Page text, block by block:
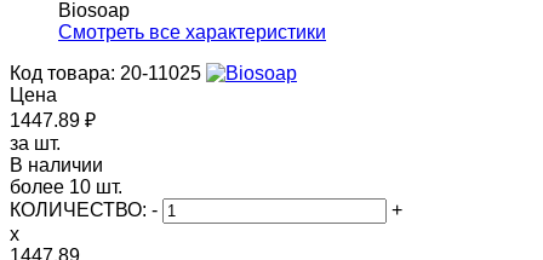
Biosoap
Cмотреть все характеристики
Код товара: 20-11025
Цена
1447.89 ₽
за шт.
В наличии
более 10 шт.
КОЛИЧЕСТВО: -
+
x
1447.89